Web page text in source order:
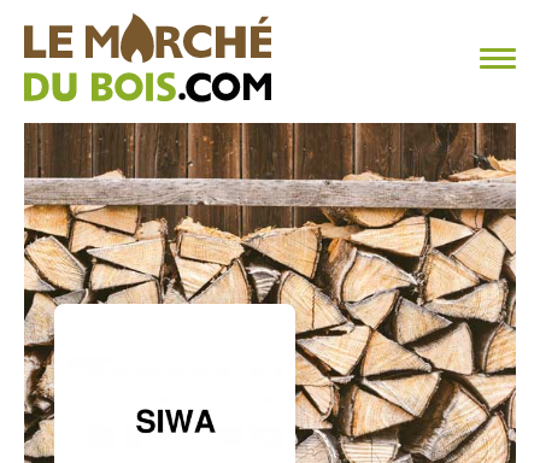
CHAUFFAGE AU BOIS
FAQ
CALCULER SA CONSOMMATION
TROUVER SON FOURNISSEUR
BLOG
ESPACE PRO